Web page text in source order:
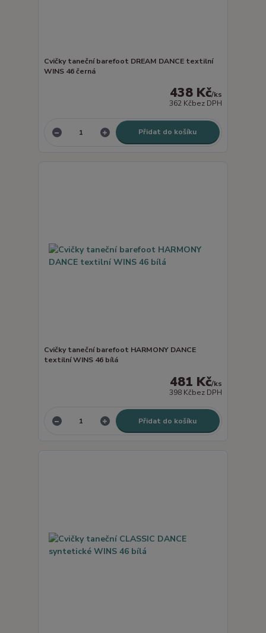
Cvičky taneční barefoot DREAM DANCE textilní
WINS 46 černá
438 Kč/ks
362 Kčbez DPH
Přidat do košíku
Cvičky taneční barefoot HARMONY DANCE
textilní WINS 46 bílá
481 Kč/ks
398 Kčbez DPH
Přidat do košíku